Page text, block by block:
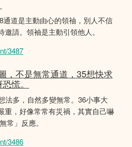
通道是主動由心的領䄂，別人不信
請。領袖是主動引領他人。
3487
，不是無常通道，35想快求
慌。
法多，自然多變無常。36小事大
重，好像常常有災禍，其實自己嚇
常」反應。
3486